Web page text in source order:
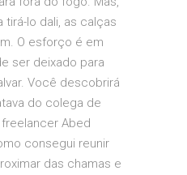
tirá-lo dali, as calças
O esforço é em
ser deixado para
Você descobrirá
do colega de
Abed
consegui reunir
das chamas e